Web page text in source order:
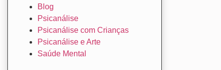
Blog
Psicanálise
Psicanálise com Crianças
Psicanálise e Arte
Saúde Mental